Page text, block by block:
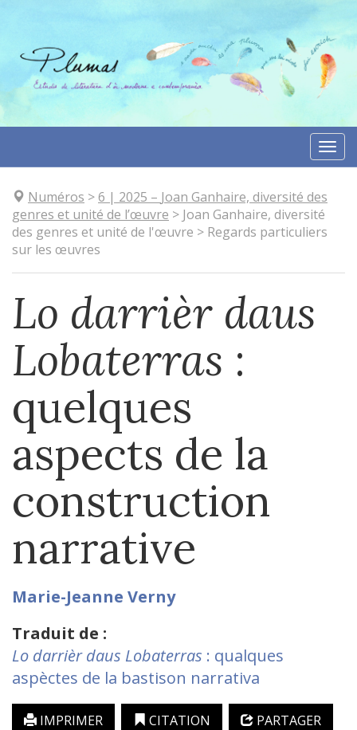
contenu
Numéros >6 | 2025 – Joan Ganhaire, diversité des
genres et unité de l’œuvre > Joan Ganhaire, diversité
des genres et unité de l'œuvre > Regards particuliers
sur les œuvres
Lo darrièr daus
Lobaterras :
quelques
aspects de la
construction
narrative
Marie-Jeanne Verny
Traduit de :
Lo darrièr daus Lobaterras : qualques
aspèctes de la bastison narrativa
IMPRIMER CITATION PARTAGER